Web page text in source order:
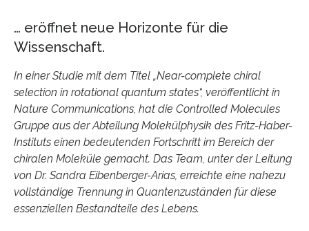
… eröffnet neue Horizonte für die
Wissenschaft.
In einer Studie mit dem Titel „Near-complete chiral
selection in rotational quantum states“, veröffentlicht in
Nature Communications, hat die Controlled Molecules
Gruppe aus der Abteilung Molekülphysik des Fritz-Haber-
Instituts einen bedeutenden Fortschritt im Bereich der
chiralen Moleküle gemacht. Das Team, unter der Leitung
von Dr. Sandra Eibenberger-Arias, erreichte eine nahezu
vollständige Trennung in Quantenzuständen für diese
essenziellen Bestandteile des Lebens.